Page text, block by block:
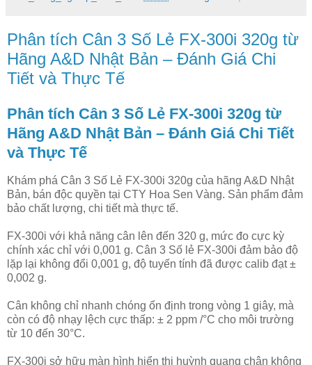
Phân tích Cân 3 Số Lẻ FX-300i 320g từ
Hãng A&D Nhật Bản – Đánh Giá Chi
Tiết và Thực Tế
Phân tích Cân 3 Số Lẻ FX-300i 320g từ
Hãng A&D Nhật Bản – Đánh Giá Chi Tiết
và Thực Tế
Khám phá Cân 3 Số Lẻ FX-300i 320g của hãng A&D Nhật
Bản, bán độc quyền tại CTY Hoa Sen Vàng. Sản phẩm đảm
bảo chất lượng, chi tiết mà thực tế.
FX-300i với khả năng cân lên đến 320 g, mức đo cực kỳ
chính xác chỉ với 0,001 g. Cân 3 Số lẻ FX-300i đảm bảo độ
lặp lại không đổi 0,001 g, độ tuyến tính đã được calib đạt ±
0,002 g.
Cân không chỉ nhanh chóng ổn định trong vòng 1 giây, mà
còn có độ nhạy lệch cực thấp: ± 2 ppm /°C cho môi trường
từ 10 đến 30°C.
FX-300i sở hữu màn hình hiển thị huỳnh quang chân không